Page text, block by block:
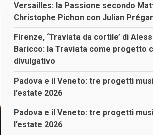
Versailles: la Passione secondo
Christophe Pichon con Julian
Firenze, ‘Traviata da cortile’ di
Baricco: la Traviata come progetto
divulgativo
Padova e il Veneto: tre progetti
l’estate 2026
Padova e il Veneto: tre progetti
l’estate 2026